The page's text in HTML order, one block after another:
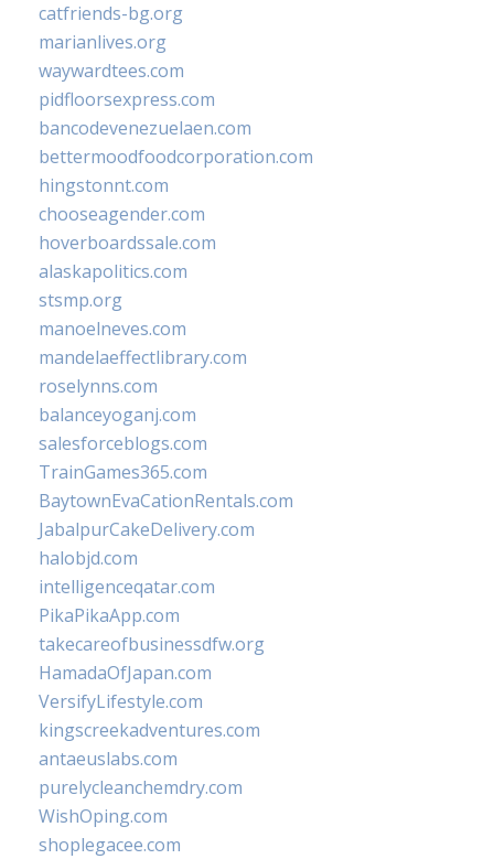
catfriends-bg.org
marianlives.org
waywardtees.com
pidfloorsexpress.com
bancodevenezuelaen.com
bettermoodfoodcorporation.com
hingstonnt.com
chooseagender.com
hoverboardssale.com
alaskapolitics.com
stsmp.org
manoelneves.com
mandelaeffectlibrary.com
roselynns.com
balanceyoganj.com
salesforceblogs.com
TrainGames365.com
BaytownEvaCationRentals.com
JabalpurCakeDelivery.com
halobjd.com
intelligenceqatar.com
PikaPikaApp.com
takecareofbusinessdfw.org
HamadaOfJapan.com
VersifyLifestyle.com
kingscreekadventures.com
antaeuslabs.com
purelycleanchemdry.com
WishOping.com
shoplegacee.com